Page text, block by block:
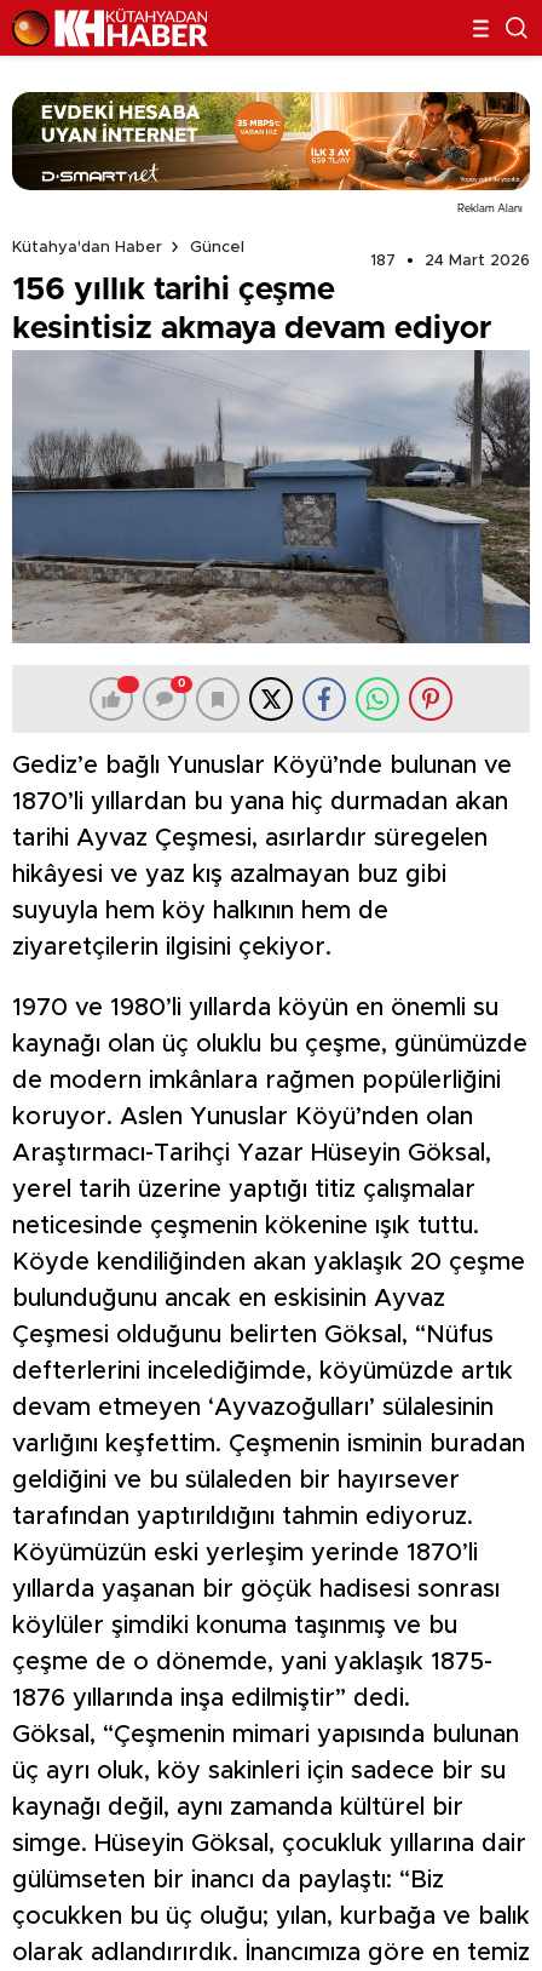
Reklam Alanı
Kütahya'dan Haber
Güncel
187
24 Mart 2026
156 yıllık tarihi çeşme
kesintisiz akmaya devam ediyor
0
Gediz’e bağlı Yunuslar Köyü’nde bulunan ve
1870’li yıllardan bu yana hiç durmadan akan
tarihi Ayvaz Çeşmesi, asırlardır süregelen
hikâyesi ve yaz kış azalmayan buz gibi
suyuyla hem köy halkının hem de
ziyaretçilerin ilgisini çekiyor.
1970 ve 1980’li yıllarda köyün en önemli su
kaynağı olan üç oluklu bu çeşme, günümüzde
de modern imkânlara rağmen popülerliğini
koruyor. Aslen Yunuslar Köyü’nden olan
Araştırmacı-Tarihçi Yazar Hüseyin Göksal,
yerel tarih üzerine yaptığı titiz çalışmalar
neticesinde çeşmenin kökenine ışık tuttu.
Köyde kendiliğinden akan yaklaşık 20 çeşme
bulunduğunu ancak en eskisinin Ayvaz
Çeşmesi olduğunu belirten Göksal, “Nüfus
defterlerini incelediğimde, köyümüzde artık
devam etmeyen ‘Ayvazoğulları’ sülalesinin
varlığını keşfettim. Çeşmenin isminin buradan
geldiğini ve bu sülaleden bir hayırsever
tarafından yaptırıldığını tahmin ediyoruz.
Köyümüzün eski yerleşim yerinde 1870’li
yıllarda yaşanan bir göçük hadisesi sonrası
köylüler şimdiki konuma taşınmış ve bu
çeşme de o dönemde, yani yaklaşık 1875-
1876 yıllarında inşa edilmiştir” dedi.
Göksal, “Çeşmenin mimari yapısında bulunan
üç ayrı oluk, köy sakinleri için sadece bir su
kaynağı değil, aynı zamanda kültürel bir
simge. Hüseyin Göksal, çocukluk yıllarına dair
gülümseten bir inancı da paylaştı: “Biz
çocukken bu üç oluğu; yılan, kurbağa ve balık
olarak adlandırırdık. İnancımıza göre en temiz